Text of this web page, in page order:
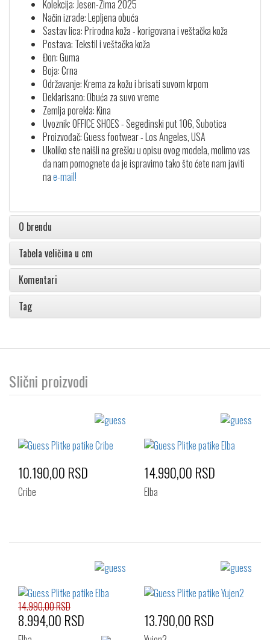
Kolekcija: Jesen-Zima 2025
Način izrade: Lepljena obuća
Sastav lica: Prirodna koža - korigovana i veštačka koža
Postava: Tekstil i veštačka koža
Đon: Guma
Boja: Crna
Održavanje: Krema za kožu i brisati suvom krpom
Deklarisano: Obuća za suvo vreme
Zemlja porekla: Kina
Uvoznik: OFFICE SHOES - Segedinski put 106, Subotica
Proizvođač: Guess footwear - Los Angeles, USA
Ukoliko ste naišli na grešku u opisu ovog modela, molimo vas
da nam pomognete da je ispravimo tako što ćete nam javiti
nae-mail!
O brendu
Tabela veličina u cm
Komentari
Tag
Slični proizvodi
Izaberi željeni broj:
42
43
44
46
10.190,00 RSD
Cribe
Izaberi željeni broj:
42
44
45
46
14.990,00 RSD
Elba
14.990,00 RSD
8.994,00 RSD 13.790,00 RSD